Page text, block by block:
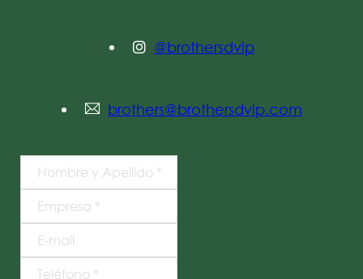
@brothersdvlp
brothers@brothersdvlp.com